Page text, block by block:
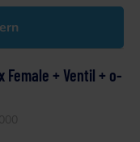
Female + Ventil + o-